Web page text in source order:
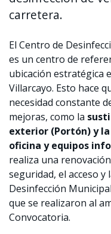
carretera.
El Centro de
es un centro de
ubicación estratégica
Villarcayo. Esto hace
necesidad constante
mejoras, como la
exterior (Portón) y
oficina y equipos
realiza una
seguridad, el acceso y
Desinfección
que se realizaron al
Convocatoria.